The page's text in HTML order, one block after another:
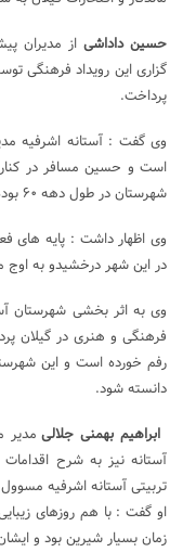
حسین داداشی از مدیران
گزاری این رویداد فرهنگی
پرداخت.
وی گفت : آستانه اشرفیه
است و حسین مسافر در کنار
شهرستان در طول دهه ۶۰ بوده اند.
وی اظهار داشت : پایه های
در این شهر درخشیدو به
وی به اثر بخشی شهرستان
فرهنگی و هنری در گیلان
رفم خورده است و این
دانسته شود.
ابراهیم بهمنی جلالی مدیر
آستانه نیز به شرح
تربیتی آستانه اشرفیه
او گفت : با هم روزهای
زمان بسیار شیرین بود و